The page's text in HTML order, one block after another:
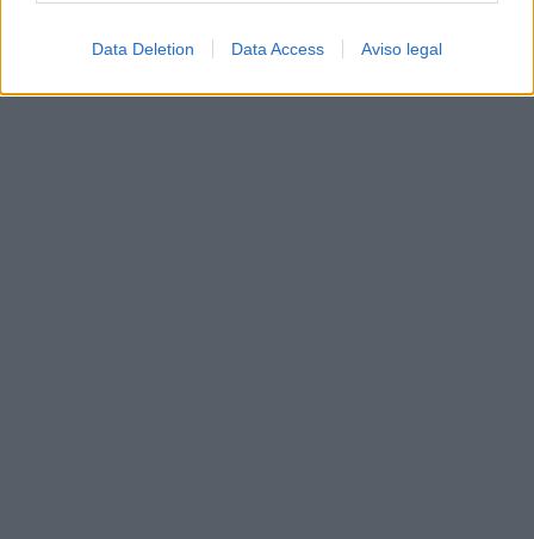
Data Deletion Data Access Aviso legal